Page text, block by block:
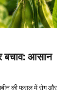
बचाव: आसान
की फसल में रोग और